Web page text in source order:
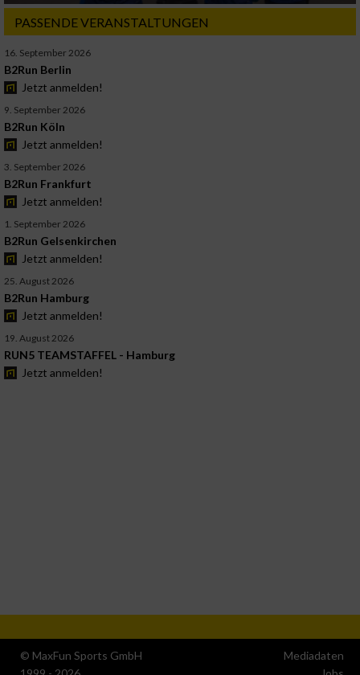
PASSENDE VERANSTALTUNGEN
16. September 2026
B2Run Berlin
Jetzt anmelden!
9. September 2026
B2Run Köln
Jetzt anmelden!
3. September 2026
B2Run Frankfurt
Jetzt anmelden!
1. September 2026
B2Run Gelsenkirchen
Jetzt anmelden!
25. August 2026
B2Run Hamburg
Jetzt anmelden!
19. August 2026
RUN5 TEAMSTAFFEL - Hamburg
Jetzt anmelden!
© MaxFun Sports GmbH
Mediadaten